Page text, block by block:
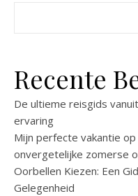
Recente
De ultieme reisgids
ervaring
Mijn perfecte vakantie
onvergetelijke zomerse
Oorbellen Kiezen: Een
Gelegenheid